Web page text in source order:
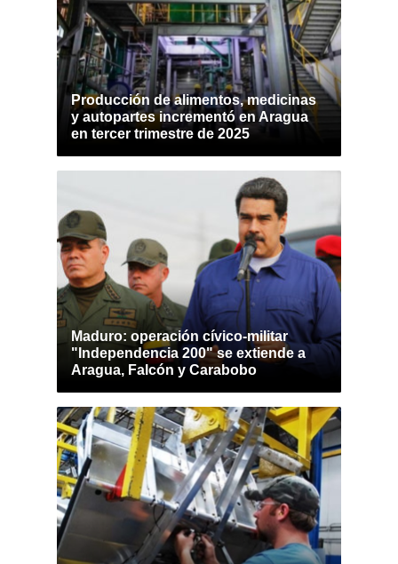
Producción de alimentos, medicinas
y autopartes incrementó en Aragua
en tercer trimestre de 2025
Maduro: operación cívico-militar
"Independencia 200" se extiende a
Aragua, Falcón y Carabobo